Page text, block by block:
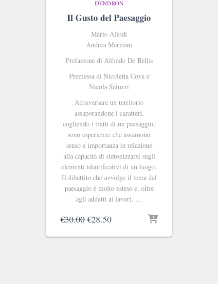
DENDRON
Il Gusto del Paesaggio
Mario Allodi
Andrea Marziani
Prefazione di Alfredo De Bellis
Premessa di Nicoletta Cova e
Nicola Saluzzi
Attraversare un territorio
assaporandone i caratteri,
cogliendo i tratti di un paesaggio,
sono esperienze che assumono
senso e importanza in relazione
alla capacità di sintonizzarsi sugli
elementi identificativi di un luogo.
Il dibattito che avvolge il tema del
paesaggio è molto esteso e, oltre
agli addetti ai lavori, …
€30.00 Il
originale
€28.50Il
attuale